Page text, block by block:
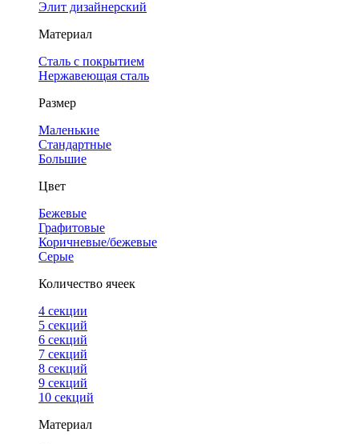
Элит дизайнерский
Материал
Сталь с покрытием
Нержавеющая сталь
Размер
Маленькие
Стандартные
Большие
Цвет
Бежевые
Графитовые
Коричневые/бежевые
Серые
Количество ячеек
4 cекции
5 секций
6 секций
7 секций
8 секций
9 секций
10 секций
Материал